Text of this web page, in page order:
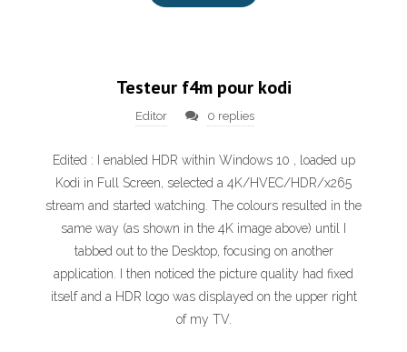
Testeur f4m pour kodi
Editor 0 replies
Edited : I enabled HDR within Windows 10 , loaded up
Kodi in Full Screen, selected a 4K/HVEC/HDR/x265
stream and started watching. The colours resulted in the
same way (as shown in the 4K image above) until I
tabbed out to the Desktop, focusing on another
application. I then noticed the picture quality had fixed
itself and a HDR logo was displayed on the upper right
of my TV.